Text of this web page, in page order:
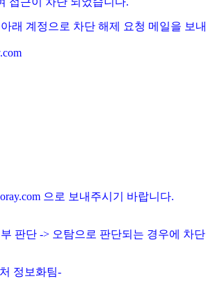
래 계정으로 차단 해제 요청 메일을 보내
으로 보내주시기 바랍니다.
판단 -> 오탐으로 판단되는 경우에 차단
정보화팀-